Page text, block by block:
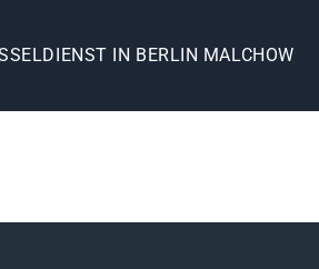
IN BERLIN MALCHOW